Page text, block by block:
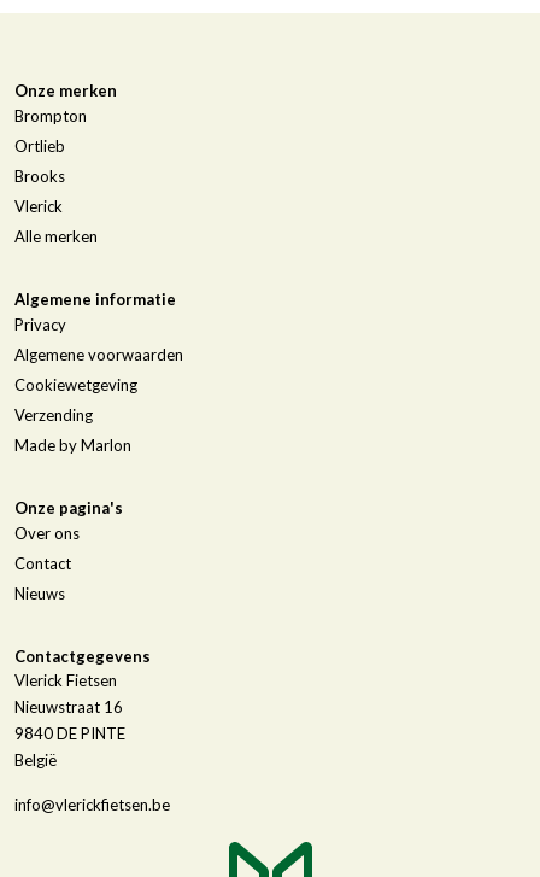
Onze merken
Brompton
Ortlieb
Brooks
Vlerick
Alle merken
Algemene informatie
Privacy
Algemene voorwaarden
Cookiewetgeving
Verzending
Made by Marlon
Onze pagina's
Over ons
Contact
Nieuws
Contactgegevens
Vlerick Fietsen
Nieuwstraat 16
9840DE PINTE
België
info@vlerickfietsen.be